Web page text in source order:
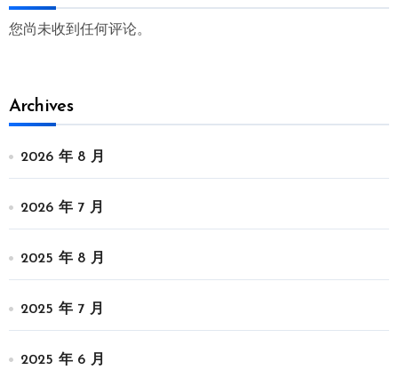
您尚未收到任何评论。
Archives
2026 年 8 月
2026 年 7 月
2025 年 8 月
2025 年 7 月
2025 年 6 月